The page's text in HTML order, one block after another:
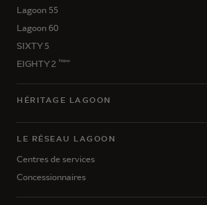
Lagoon 55
Lagoon 60
SIXTY 5
EIGHTY 2
New
HÉRITAGE LAGOON
LE RÉSEAU LAGOON
Centres de services
Concessionnaires